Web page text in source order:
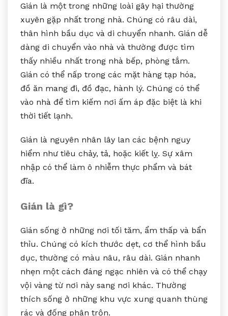
Gián là một trong những loài gây hại thường
xuyên gặp nhất trong nhà. Chúng có râu dài,
thân hình bầu dục và di chuyển nhanh. Gián dễ
dàng di chuyển vào nhà và thường được tìm
thấy nhiều nhất trong nhà bếp, phòng tắm.
Gián có thể nấp trong các mặt hàng tạp hóa,
đồ ăn mang đi, đồ đạc, hành lý. Chúng có thể
vào nhà để tìm kiếm nơi ấm áp đặc biệt là khi
thời tiết lạnh.
Gián là nguyên nhân lây lan các bệnh nguy
hiểm như tiêu chảy, tả, hoặc kiết lỵ. Sự xâm
nhập có thể làm ô nhiễm thực phẩm và bát
đĩa.
Gián là gì?
Gián sống ở những nơi tối tăm, ẩm thấp và bẩn
thỉu. Chúng có kích thước dẹt, cơ thể hình bầu
dục, thường có màu nâu, râu dài. Gián nhanh
nhẹn một cách đáng ngạc nhiên và có thể chạy
vội vàng từ nơi này sang nơi khác. Thường
thích sống ở những khu vực xung quanh thùng
rác và đống phân trộn.